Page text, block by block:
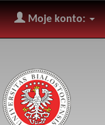
Moje konto: